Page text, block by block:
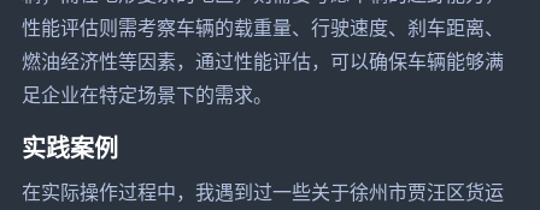
性能评估则需考察车辆的载重量、行驶速度、刹车距离、
燃油经济性等因素，通过性能评估，可以确保车辆能够满
足企业在特定场景下的需求。
实践案例
在实际操作过程中，我遇到过一些关于徐州市贾汪区货运